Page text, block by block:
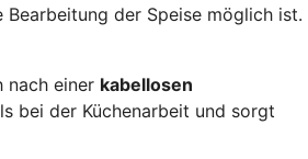
der Speise möglich ist.
nach einer kabellosen
bei der Küchenarbeit und sorgt